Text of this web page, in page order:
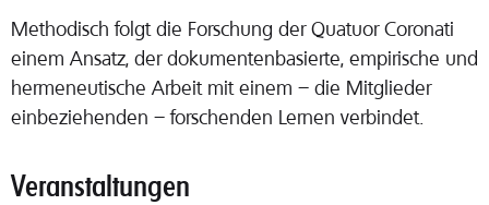
Methodisch folgt die Forschung der Quatuor Coronati
einem Ansatz, der dokumentenbasierte, empirische und
hermeneutische Arbeit mit einem – die Mitglieder
einbeziehenden – forschenden Lernen verbindet.
Veranstaltungen